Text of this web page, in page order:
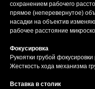
сохранением рабочего
прямое (неперевернутое)
насадки на объектив
рабочее расстояние
Фокусировка
Рукоятки грубой
Жесткость хода механизма
Вставка в столик